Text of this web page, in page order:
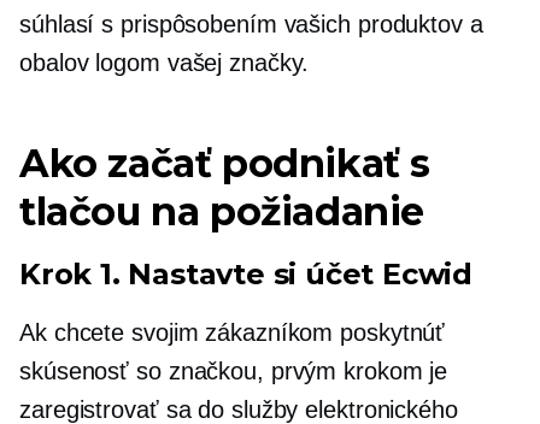
súhlasí s prispôsobením vašich produktov a
obalov logom vašej značky.
Ako začať podnikať s
tlačou na požiadanie
Krok 1. Nastavte si účet Ecwid
Ak chcete svojim zákazníkom poskytnúť
skúsenosť so značkou, prvým krokom je
zaregistrovať sa do služby elektronického